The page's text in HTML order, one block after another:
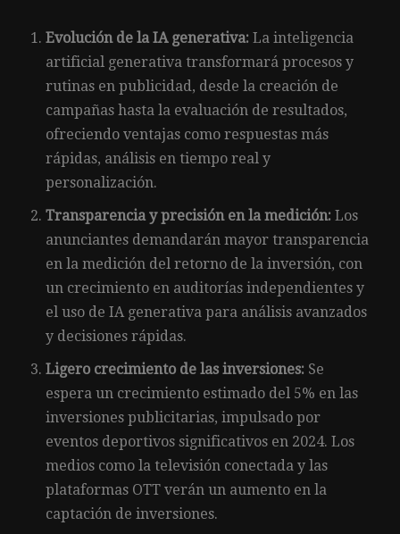
Evolución de la IA generativa: La inteligencia
artificial generativa transformará procesos y
rutinas en publicidad, desde la creación de
campañas hasta la evaluación de resultados,
ofreciendo ventajas como respuestas más
rápidas, análisis en tiempo real y
personalización.
Transparencia y precisión en la medición: Los
anunciantes demandarán mayor transparencia
en la medición del retorno de la inversión, con
un crecimiento en auditorías independientes y
el uso de IA generativa para análisis avanzados
y decisiones rápidas.
Ligero crecimiento de las inversiones: Se
espera un crecimiento estimado del 5% en las
inversiones publicitarias, impulsado por
eventos deportivos significativos en 2024. Los
medios como la televisión conectada y las
plataformas OTT verán un aumento en la
captación de inversiones.